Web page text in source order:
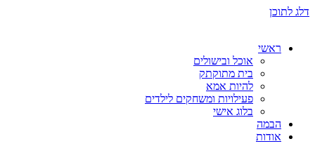
דלג לתוכן
ראשי
אוכל ובישולים
בית מתוקתק
להיות אמא
פעילויות ומשחקים לילדים
בלוג אישי
הבמה
אודות